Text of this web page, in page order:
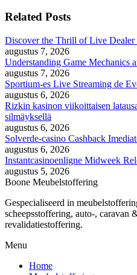
Related Posts
Discover the Thrill of Live Dealer
augustus 7, 2026
Understanding Game Mechanics
augustus 7, 2026
Sportium-es Live Streaming de
augustus 6, 2026
Rizkin kasinon viikoittaisen
silmäyksellä
augustus 6, 2026
Solverde-casino Cashback
augustus 6, 2026
Instantcasinoenligne Midweek
augustus 5, 2026
Boone Meubelstoffering
Gespecialiseerd in
scheepsstoffering, auto-, caravan
revalidatiestoffering.
Menu
Home